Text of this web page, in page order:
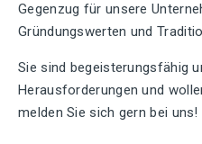
Gegenzug für unsere
Gründungswerten und
Sie sind begeisterungsfähig
Herausforderungen und
melden Sie sich gern bei uns!